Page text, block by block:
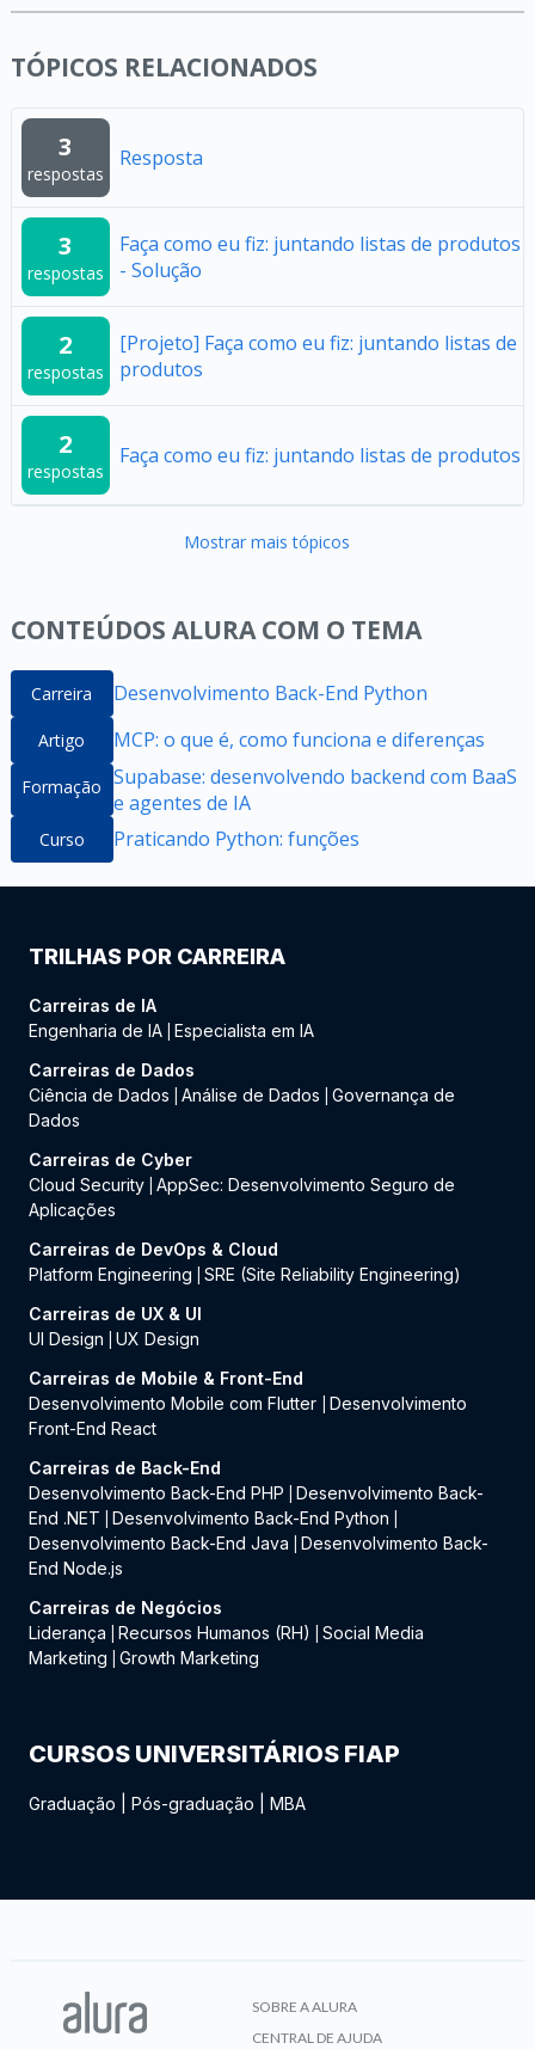
TÓPICOS RELACIONADOS
3
respostas
Resposta
3
respostas
Faça como eu fiz: juntando listas de produtos
- Solução
2
respostas
[Projeto] Faça como eu fiz: juntando listas de
produtos
2
respostas
Faça como eu fiz: juntando listas de produtos
Mostrar mais tópicos
CONTEÚDOS ALURA COM O TEMA
Carreira Desenvolvimento Back-End Python
Artigo MCP: o que é, como funciona e diferenças
Formação Supabase: desenvolvendo backend com BaaS
e agentes de IA
Curso Praticando Python: funções
TRILHAS POR CARREIRA
Carreiras de IA
Engenharia de IA Especialista em IA
Carreiras de Dados
Ciência de Dados
Análise de Dados
Governança de
Dados
Carreiras de Cyber
Cloud Security AppSec: Desenvolvimento Seguro de
Aplicações
Carreiras de DevOps & Cloud
Platform Engineering
SRE (Site Reliability Engineering)
Carreiras de UX & UI
UI Design
UX Design
Carreiras de Mobile & Front-End
Desenvolvimento Mobile com Flutter
Desenvolvimento
Front-End React
Carreiras de Back-End
Desenvolvimento Back-End PHP
Desenvolvimento Back-
End .NET
Desenvolvimento Back-End Python
Desenvolvimento Back-End Java
Desenvolvimento Back-
End Node.js
Carreiras de Negócios
Liderança
Recursos Humanos (RH)
Social Media
Marketing
Growth Marketing
CURSOS UNIVERSITÁRIOS FIAP
Graduação Pós-graduação MBA
SOBRE A ALURA
CENTRAL DE AJUDA